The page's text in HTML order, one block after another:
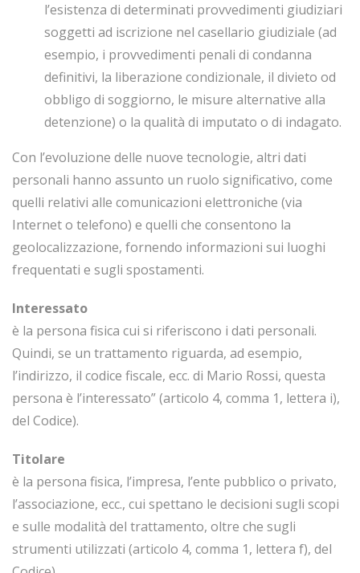
l’esistenza di determinati provvedimenti giudiziari
soggetti ad iscrizione nel casellario giudiziale (ad
esempio, i provvedimenti penali di condanna
definitivi, la liberazione condizionale, il divieto od
obbligo di soggiorno, le misure alternative alla
detenzione) o la qualità di imputato o di indagato.
Con l’evoluzione delle nuove tecnologie, altri dati
personali hanno assunto un ruolo significativo, come
quelli relativi alle comunicazioni elettroniche (via
Internet o telefono) e quelli che consentono la
geolocalizzazione, fornendo informazioni sui luoghi
frequentati e sugli spostamenti.
Interessato
è la persona fisica cui si riferiscono i dati personali.
Quindi, se un trattamento riguarda, ad esempio,
l’indirizzo, il codice fiscale, ecc. di Mario Rossi, questa
persona è l’interessato” (articolo 4, comma 1, lettera i),
del Codice).
Titolare
è la persona fisica, l’impresa, l’ente pubblico o privato,
l’associazione, ecc., cui spettano le decisioni sugli scopi
e sulle modalità del trattamento, oltre che sugli
strumenti utilizzati (articolo 4, comma 1, lettera f), del